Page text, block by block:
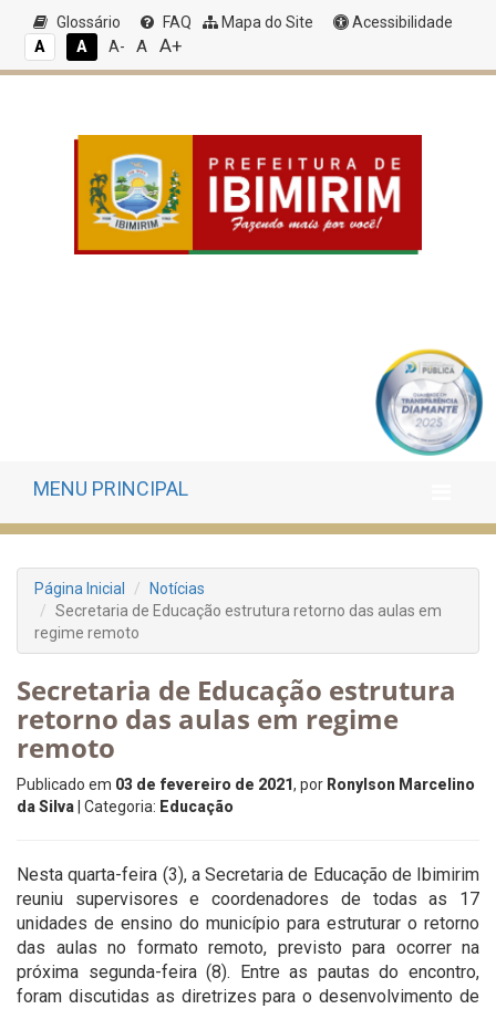
Glossário FAQ Mapa do Site
Acessibilidade
A
A A- A A+
MENU PRINCIPAL
Página Inicial
Notícias
Secretaria de Educação estrutura retorno das aulas em
regime remoto
Secretaria de Educação estrutura
retorno das aulas em regime
remoto
Publicado em 03 de fevereiro de 2021, por Ronylson Marcelino
da Silva | Categoria: Educação
Nesta quarta-feira (3), a Secretaria de Educação de Ibimirim
reuniu supervisores e coordenadores de todas as 17
unidades de ensino do município para estruturar o retorno
das aulas no formato remoto, previsto para ocorrer na
próxima segunda-feira (8). Entre as pautas do encontro,
foram discutidas as diretrizes para o desenvolvimento de